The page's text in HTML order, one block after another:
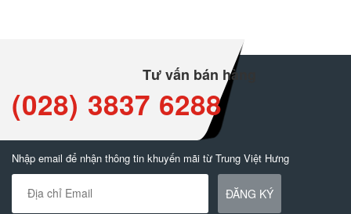
Tư vấn bán hàng
(028) 3837 6288
Nhập email để nhận thông tin khuyến mãi từ Trung Việt Hưng
ĐĂNG KÝ